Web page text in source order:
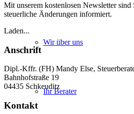
Wir über uns
Ihr Berater
Mit unserem kostenlosen Newsletter sind
steuerliche Änderungen informiert.
Laden...
Anschrift
Dipl.-Kffr. (FH) Mandy Else,
Bahnhofstraße 19
04435 Schkeuditz
Kontakt